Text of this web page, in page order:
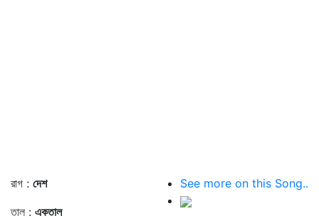
রাগ : দেশ
তাল : একতাল
See more on this Song..